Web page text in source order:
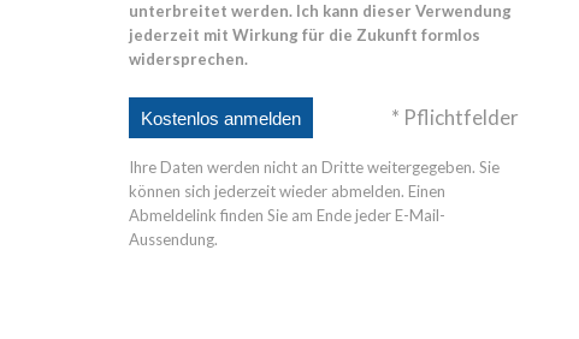
unterbreitet werden. Ich kann dieser Verwendung
jederzeit mit Wirkung für die Zukunft formlos
widersprechen.
* Pflichtfelder
Ihre Daten werden nicht an Dritte weitergegeben. Sie
können sich jederzeit wieder abmelden. Einen
Abmeldelink finden Sie am Ende jeder E-Mail-
Aussendung.